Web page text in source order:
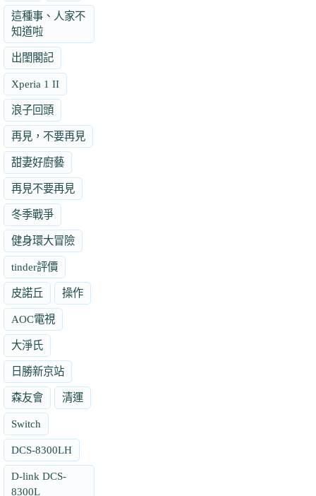
這種事、人家不
知道啦
出閨閣記
Xperia 1 II
浪子回頭
再見，不要再見
甜妻好廚藝
再見不要再見
冬季戰爭
健身環大冒險
tinder評價
皮諾丘 操作
AOC電視
大淨氏
日勝新京站
森友會 清運
Switch
DCS-8300LH
D-link DCS-
8300L